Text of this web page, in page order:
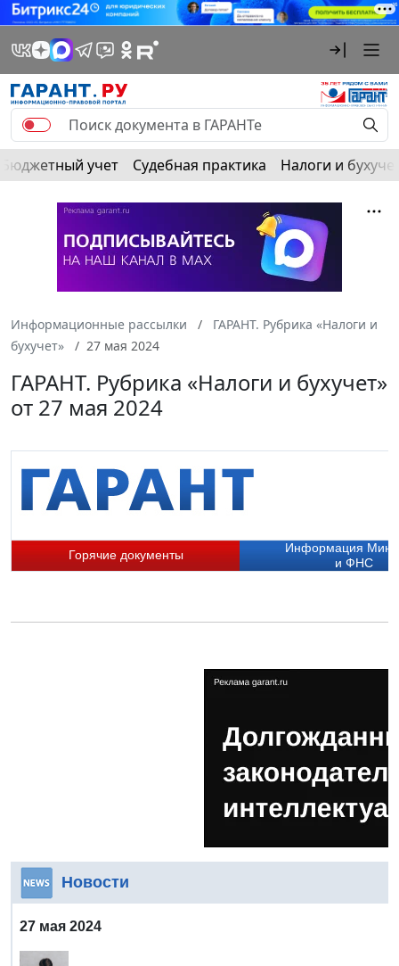
Бюджетный учет Судебная практика Налоги и
Информационные рассылки
ГАРАНТ. Рубрика «Налоги и
бухучет»
27 мая 2024
ГАРАНТ. Рубрика «Налоги и бухучет»
от 27 мая 2024
Горячие документы
Информация
и ФНС
Новости
27 мая 2024